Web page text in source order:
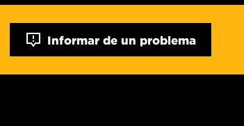
Informar de un problema